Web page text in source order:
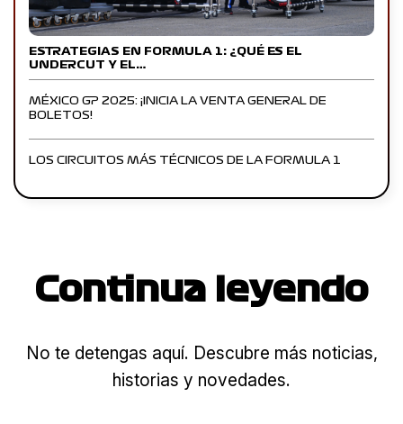
ESTRATEGIAS EN FORMULA 1: ¿QUÉ ES EL
UNDERCUT Y EL…
MÉXICO GP 2025: ¡INICIA LA VENTA GENERAL DE
BOLETOS!
LOS CIRCUITOS MÁS TÉCNICOS DE LA FORMULA 1
Continua leyendo
No te detengas aquí. Descubre más noticias,
historias y novedades.